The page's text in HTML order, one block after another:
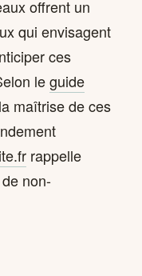
offrent un
qui envisagent
ces
leguide
maîtrise de ces
rappelle
non-